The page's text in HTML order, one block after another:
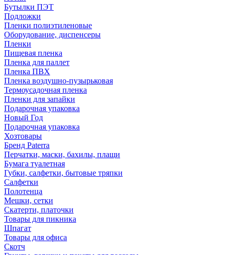
Бутылки ПЭТ
Подложки
Пленки полиэтиленовые
Оборудование, диспенсеры
Пленки
Пищевая пленка
Пленка для паллет
Пленка ПВХ
Пленка воздушно-пузырьковая
Термоусадочная пленка
Пленки для запайки
Подарочная упаковка
Новый Год
Подарочная упаковка
Хозтовары
Бренд Paterra
Перчатки, маски, бахилы, плащи
Бумага туалетная
Губки, салфетки, бытовые тряпки
Салфетки
Полотенца
Мешки, сетки
Скатерти, платочки
Товары для пикника
Шпагат
Товары для офиса
Скотч